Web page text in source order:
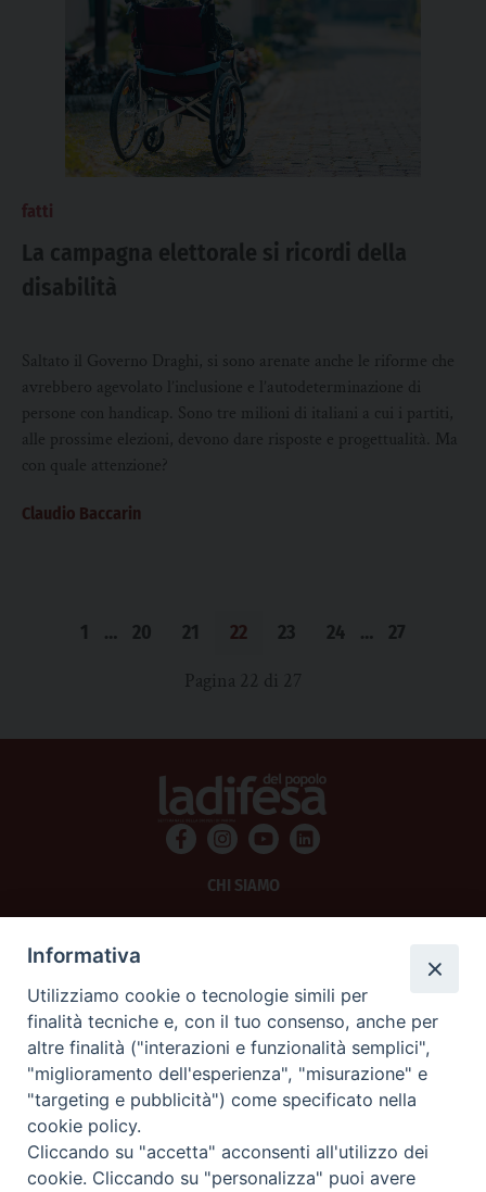
fatti
La campagna elettorale si ricordi della
disabilità
Saltato il Governo Draghi, si sono arenate anche le riforme che
avrebbero agevolato l’inclusione e l’autodeterminazione di
persone con handicap. Sono tre milioni di italiani a cui i partiti,
alle prossime elezioni, devono dare risposte e progettualità. Ma
con quale attenzione?
Claudio Baccarin
1 … 20 21 22 23 24 … 27
Pagina 22 di 27
CHI SIAMO
SCRIVICI
La Difesa srl - P.iva 05125420280
La Difesa del Popolo percepisce i contributi pubblici all'editoria.
La Difesa del Popolo, tramite la Fisc (Federazione Italiana Settimanali Cattolici)
ha aderito allo IAP (Istituto dell'Autodisciplina Pubblicitaria) accettando il Codice
di Autodisciplina della Comunicazione Commerciale.
Informativa
Utilizziamo cookie o tecnologie simili per
finalità tecniche e, con il tuo consenso, anche per
altre finalità ("interazioni e funzionalità semplici",
"miglioramento dell'esperienza", "misurazione" e
"targeting e pubblicità") come specificato nella
cookie policy.
Cliccando su "accetta" acconsenti all'utilizzo dei
cookie. Cliccando su "personalizza" puoi avere